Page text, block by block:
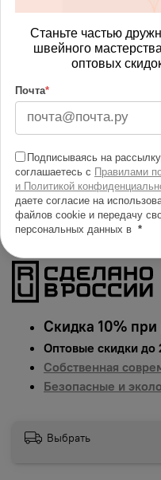
В
Описание тканей
Яркий и сочный принт на
долговечность цвета,
домашнего текстиля и
п.м.
Скидка 10% при
Оптовые скидки до
Собственная
Безопасные и
Выбрать
Станьте частью
швейного
оптовых
Почта*
Подписываясь на
соглашаетесь с Правилами
и Политикой
даете согласие на
файлов cookie и передачу
персональных данных в *